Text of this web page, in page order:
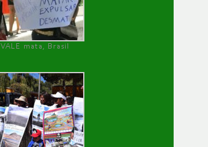
VALE mata, Brasil